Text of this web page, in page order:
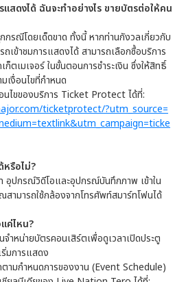
แสดงได้ ฉันจะทำอย่างไร ขายบัตรต่อให้คน
กรณีโดยเด็ดขาด ทั้งนี้ หากท่านกังวลเกี่ยวกับ
ถเข้าชมการแสดงได้ สามารถเลือกซื้อบริการ
เมเจอร์ ในขั้นตอนการชำระเงิน ซึ่งให้สิทธิ์
เงื่อนไขที่กำหนด
นไขของบริการ Ticket Protect ได้ที่:
ticketprotect/?utm_source=
รือไม่?
อุปกรณ์วิดีโอและอุปกรณ์บันทึกภาพ เข้าใน
ามารถใช้กล้องจากโทรศัพท์สมาร์ทโฟนได้
ค่ไหน?
ำหน่ายบัตรคอนเสิร์ตเพื่อดูเวลาเปิดประตู
มการแสดง
ามกำหนดการของงาน (Event Schedule)